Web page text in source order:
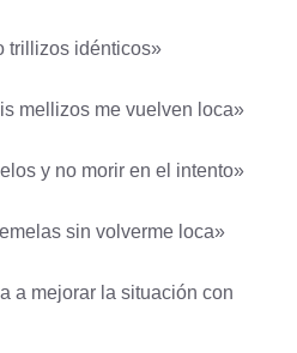
trillizos idénticos»
mellizos me vuelven loca»
y no morir en el intento»
sin volverme loca»
a mejorar la situación con